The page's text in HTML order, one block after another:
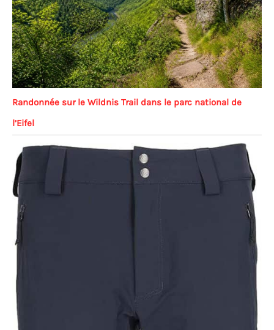
Randonnée sur le Wildnis Trail dans le parc national de
l’Eifel